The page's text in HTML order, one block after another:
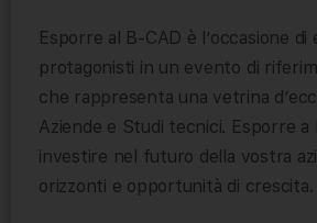
Esporre al B-CAD è l’occasione di
protagonisti in un evento di
che rappresenta una vetrina
Aziende e Studi tecnici. Esporre a
investire nel futuro della vostra
orizzonti e opportunità di crescita.